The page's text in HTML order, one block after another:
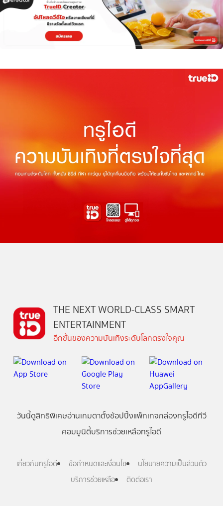
THE NEXT WORLD-CLASS SMART
ENTERTAINMENT
อีกขั้นของความบันเทิงระดับโลกตรงใจคุณ
วันนี้ดูสิทธิพิเศษอ่านเกมตาตั้งช้อปปิ้งแพ็กเกจกล่องทรูไอดีทีวี
คอมมูนิตี้บริการช่วยเหลือทรูไอดี
เกี่ยวกับทรูไอดี ข้อกำหนดและเงื่อนไข
นโยบายความเป็นส่วนตัว
บริการช่วยเหลือ
ติดต่อเรา